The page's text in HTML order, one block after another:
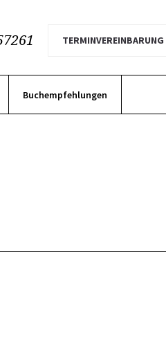
TERMINVEREINBARUNG
Buchempfehlungen